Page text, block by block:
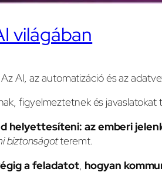
világában
AI, az automatizáció és az
figyelmeztetnek és
helyettesíteni: az emberi
biztonságotteremt.
a feladatot, hogyan